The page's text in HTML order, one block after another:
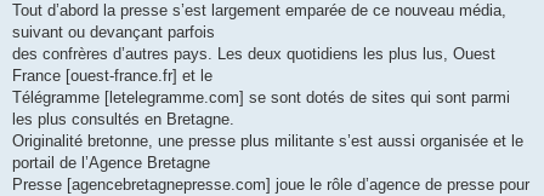
Tout d’abord la presse s’est largement emparée de ce nouveau média,
suivant ou devançant parfois
des confrères d’autres pays. Les deux quotidiens les plus lus, Ouest
France [ouest-france.fr] et le
Télégramme [letelegramme.com] se sont dotés de sites qui sont parmi
les plus consultés en Bretagne.
Originalité bretonne, une presse plus militante s’est aussi organisée et le
portail de l’Agence Bretagne
Presse [agencebretagnepresse.com] joue le rôle d’agence de presse pour